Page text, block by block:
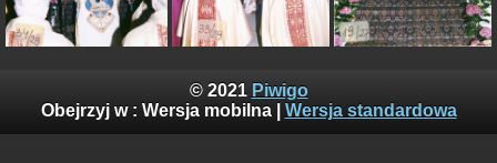
© 2021 Piwigo
Obejrzyj w : Wersja mobilna| Wersja standardowa